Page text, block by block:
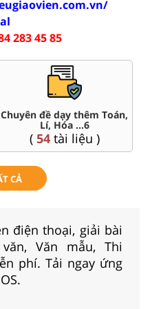
283 45 85
Chuyên đề dạy thêm Toán,
Lí, Hóa ...6
( 54tài liệu )
CẢ
điện thoại, giải bài
Văn mẫu, Thi
phí. Tải ngay ứng